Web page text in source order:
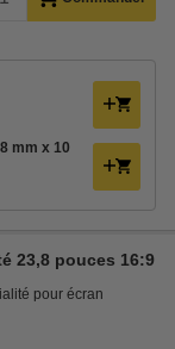
mm x 10
23,8 pouces 16:9
pour écran